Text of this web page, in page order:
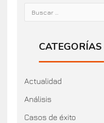
CATEGORÍAS
Actualidad
Análisis
Casos de éxito